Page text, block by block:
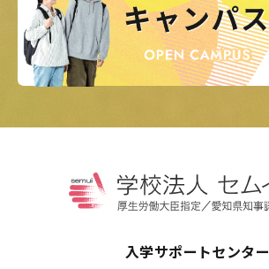
入学サポートセンター